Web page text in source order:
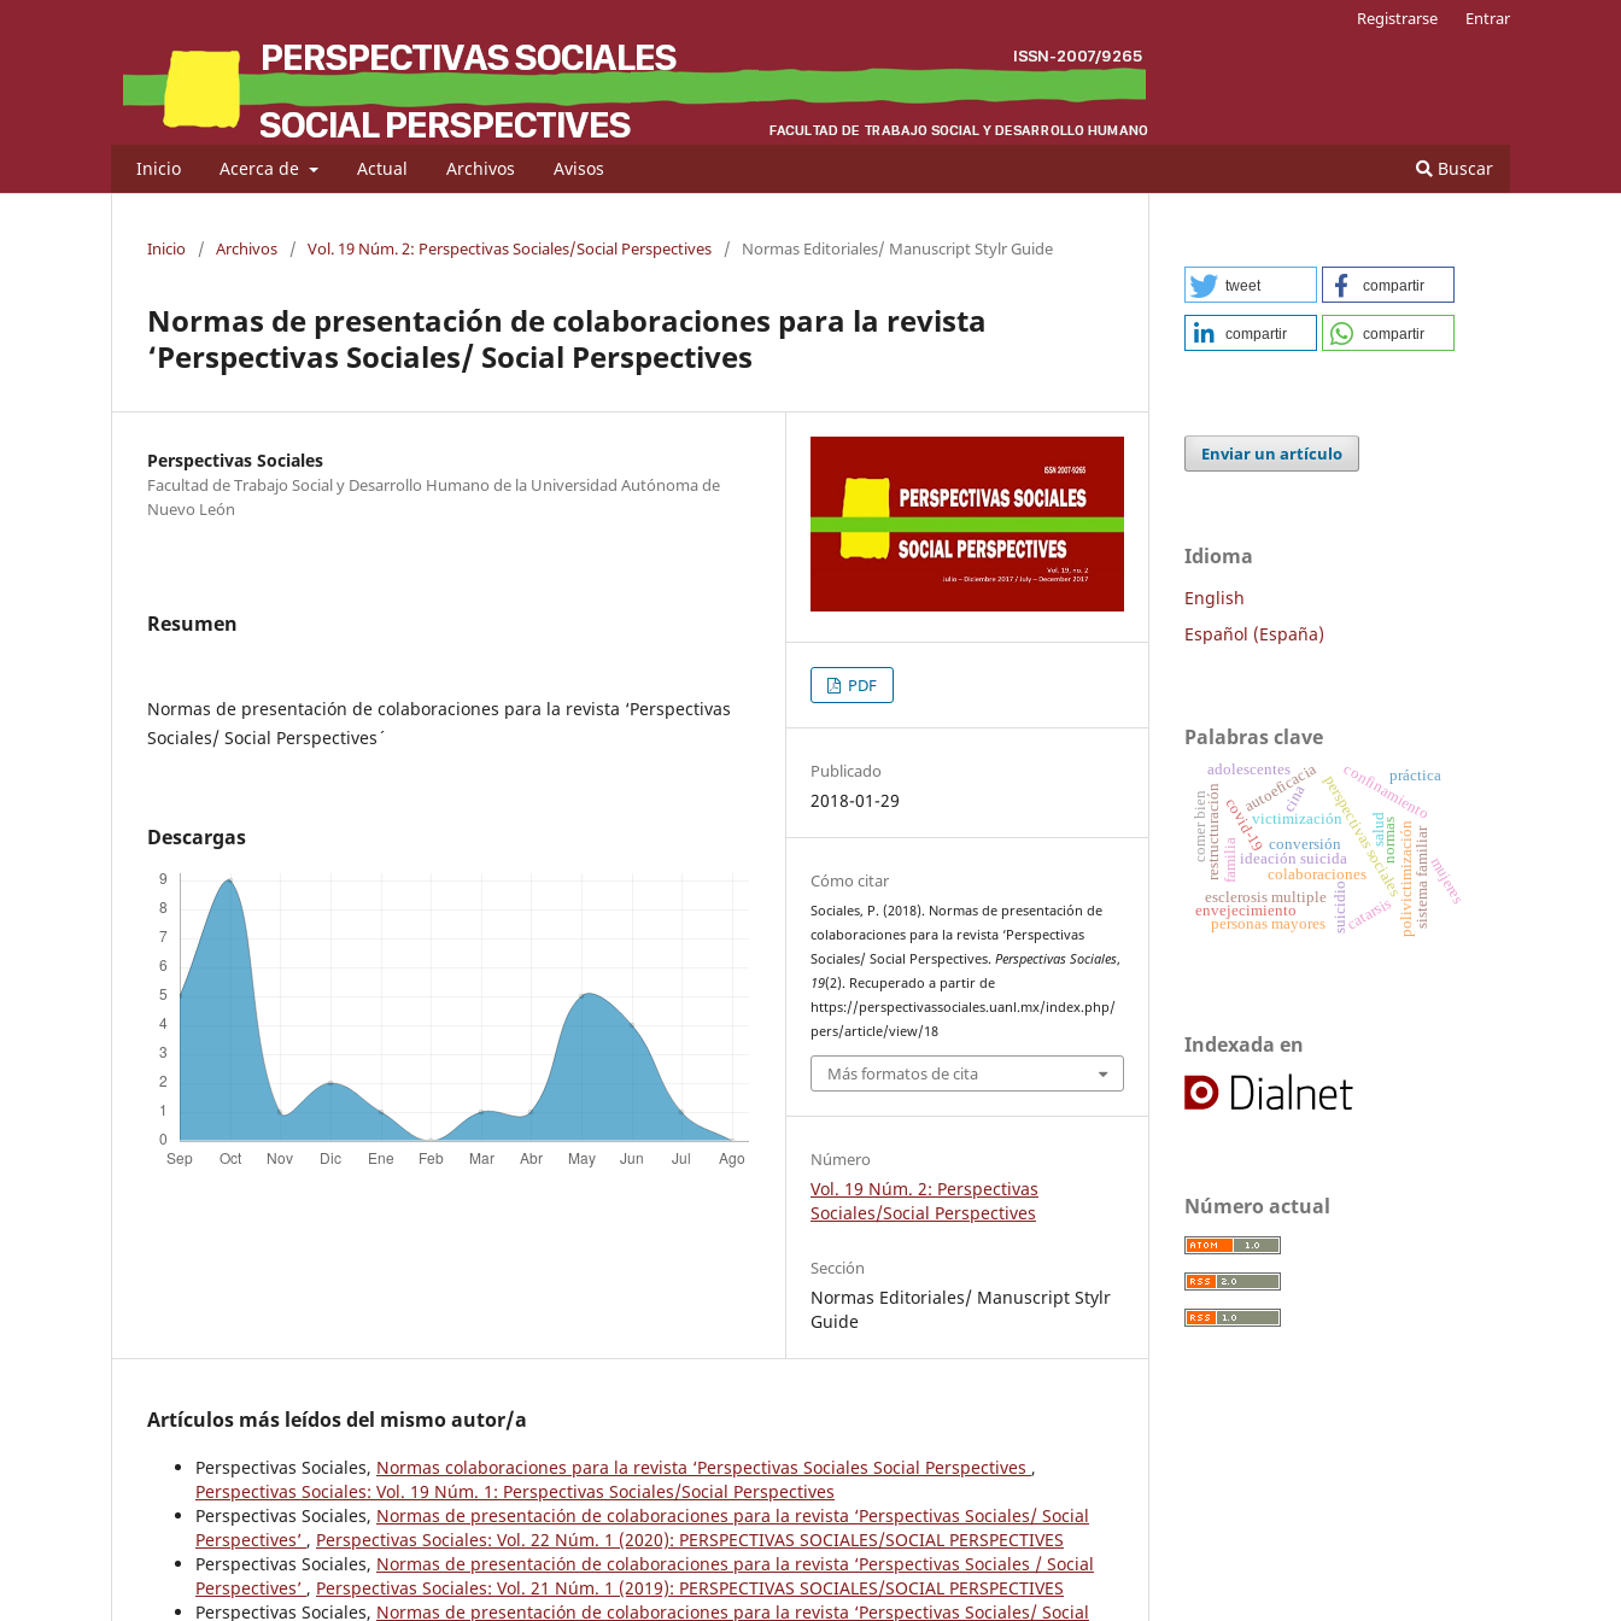
Inicio Acerca de Actual Archivos Avisos Buscar
Registrarse Entrar
Inicio / Archivos / Vol. 19 Núm. 2: Perspectivas Sociales/Social Perspectives / Normas Editoriales/ Manuscript Stylr Guide
Normas de presentación de colaboraciones para la revista
‘Perspectivas Sociales/ Social Perspectives
Perspectivas Sociales
Facultad de Trabajo Social y Desarrollo Humano de la Universidad Autónoma de
Nuevo León
Resumen
Normas de presentación de colaboraciones para la revista ‘Perspectivas
Sociales/ Social Perspectives´
Descargas
PDF
Publicado
2018-01-29
Cómo citar
Sociales, P. (2018). Normas de presentación de
colaboraciones para la revista ‘Perspectivas
Sociales/ Social Perspectives.Perspectivas Sociales,
19(2). Recuperado a partir de
https://perspectivassociales.uanl.mx/index.php/
pers/article/view/18
Más formatos de cita
Número
Vol. 19 Núm. 2: Perspectivas
Sociales/Social Perspectives
Sección
Normas Editoriales/ Manuscript Stylr
Guide
Artículos más leídos del mismo autor/a
Perspectivas Sociales, Normas colaboraciones para la revista ‘Perspectivas Sociales Social Perspectives ,
Perspectivas Sociales: Vol. 19 Núm. 1: Perspectivas Sociales/Social Perspectives
Perspectivas Sociales, Normas de presentación de colaboraciones para la revista ‘Perspectivas Sociales/ Social
Perspectives’ , Perspectivas Sociales: Vol. 22 Núm. 1 (2020): PERSPECTIVAS SOCIALES/SOCIAL PERSPECTIVES
Perspectivas Sociales, Normas de presentación de colaboraciones para la revista ‘Perspectivas Sociales / Social
Perspectives’ , Perspectivas Sociales: Vol. 21 Núm. 1 (2019): PERSPECTIVAS SOCIALES/SOCIAL PERSPECTIVES
Perspectivas Sociales, Normas de presentación de colaboraciones para la revista ‘Perspectivas Sociales/ Social
tweet compartir
compartir compartir
Enviar un artículo
Idioma
English
Español (España)
Palabras clave
normas
colaboraciones
perspectivas sociales
victimización
polivictimización
suicidio
covid-19
confinamiento
ideación suicida
autoeficacia
esclerosis multiple catarsis
conversión
personas mayores
envejecimiento
familia
práctica
adolescentes
restructuración sistema familiar
salud
mujeres
comer bien cina
Indexada en
Número actual